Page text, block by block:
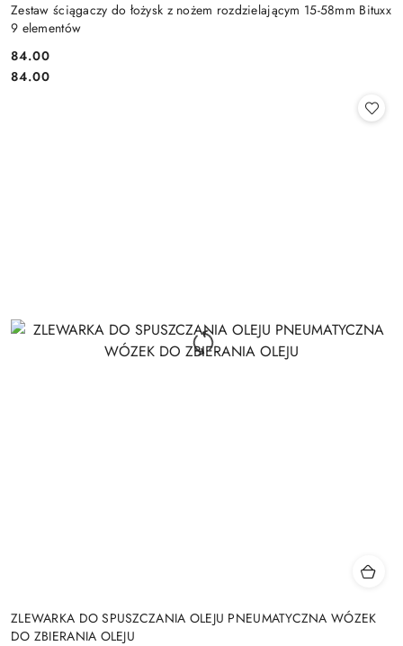
Zestaw ściągaczy do łożysk z nożem rozdzielającym 15-58mm Bituxx
9 elementów
Cena:
84.00
Cena:
84.00
ZLEWARKA DO SPUSZCZANIA OLEJU PNEUMATYCZNA WÓZEK
DO ZBIERANIA OLEJU